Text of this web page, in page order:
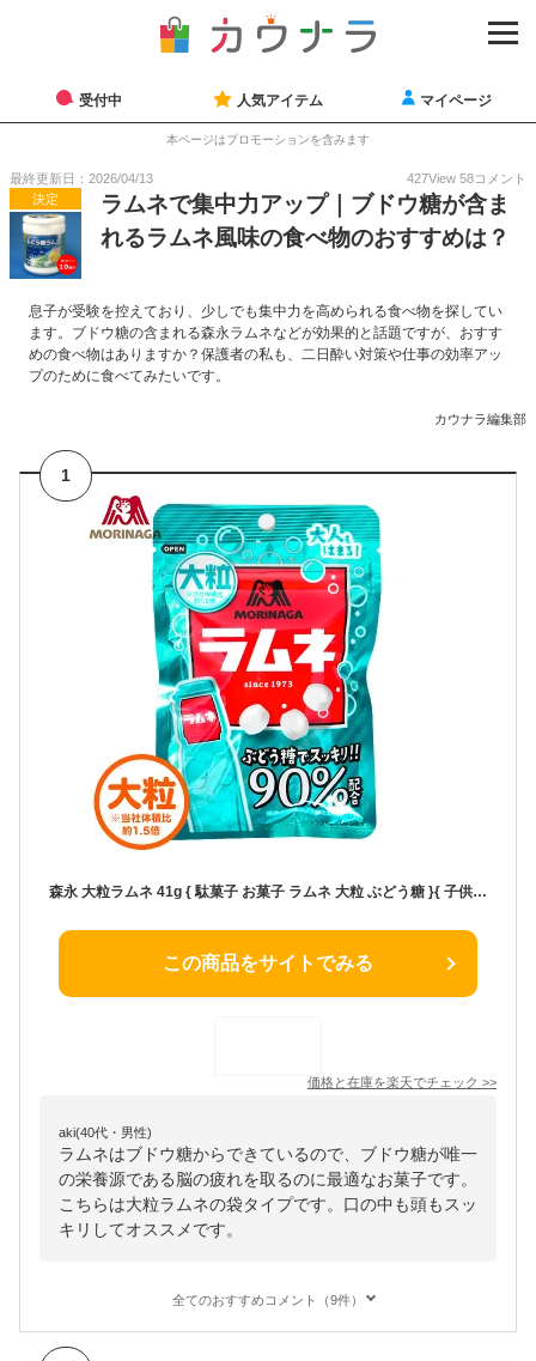
受付中 人気アイテム マイページ
本ページはプロモーションを含みます
最終更新日：2026/04/13 427View 58コメント
決定
ラムネで集中力アップ｜ブドウ糖が含ま
れるラムネ風味の食べ物のおすすめは？
息子が受験を控えており、少しでも集中力を高められる食べ物を探してい
ます。ブドウ糖の含まれる森永ラムネなどが効果的と話題ですが、おすす
めの食べ物はありますか？保護者の私も、二日酔い対策や仕事の効率アッ
プのために食べてみたいです。
カウナラ編集部
1
森永 大粒ラムネ 41g { 駄菓子 お菓子 ラムネ 大粒 ぶどう糖 }{ 子供会 景品 お祭り くじ引き 縁日 }
この商品をサイトでみる
価格と在庫を楽天でチェック >>
aki(40代・男性)
ラムネはブドウ糖からできているので、ブドウ糖が唯一
の栄養源である脳の疲れを取るのに最適なお菓子です。
こちらは大粒ラムネの袋タイプです。口の中も頭もスッ
キリしてオススメです。
全てのおすすめコメント（9件）